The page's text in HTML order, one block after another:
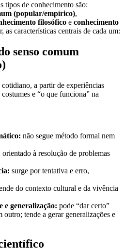
tipos de conhecimento são:
(popular/empírico),
filosófico e conhecimento
as características centrais de cada um:
senso comum
a partir de experiências
e “o que funciona” na
não segue método formal nem
orientado à resolução de problemas
surge por tentativa e erro,
do contexto cultural e da vivência
e generalização: pode “dar certo”
outro; tende a gerar generalizações e